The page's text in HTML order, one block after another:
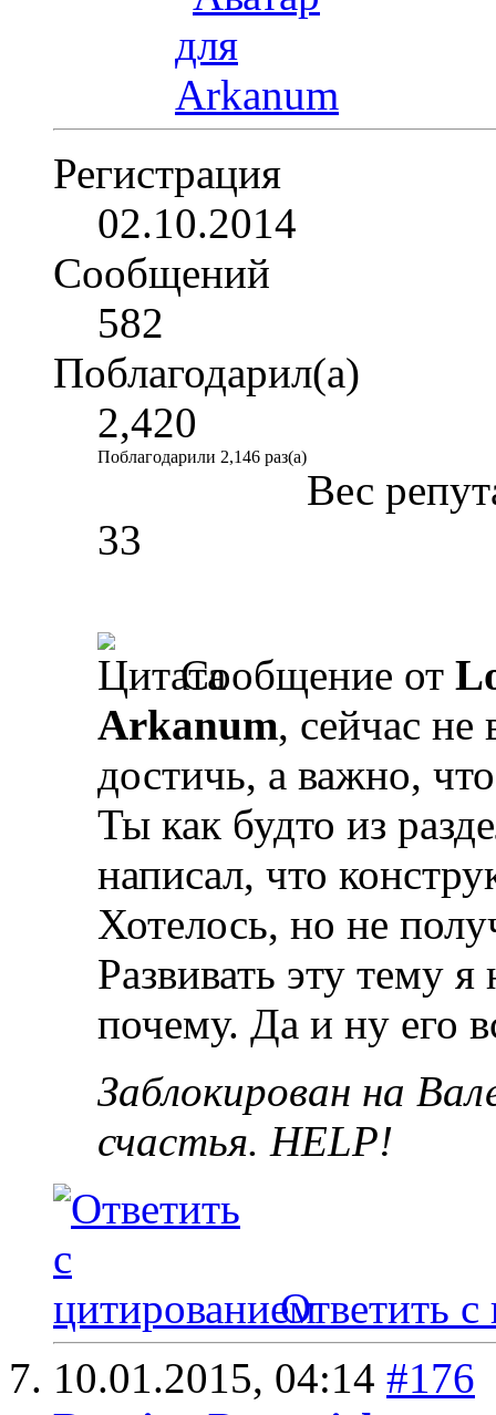
Регистрация
02.10.2014
Сообщений
582
Поблагодарил(а)
2,420
Поблагодарили 2,146 раз(а)
Вес
33
Сообщение от
Arkanum, сейчас не
достичь, а важно,
Ты как будто из
написал, что
Хотелось, но не
Развивать эту тему
почему. Да и ну его
Заблокирован на
счастья. HELP!
Ответить с
10.01.2015, 04:14 #176